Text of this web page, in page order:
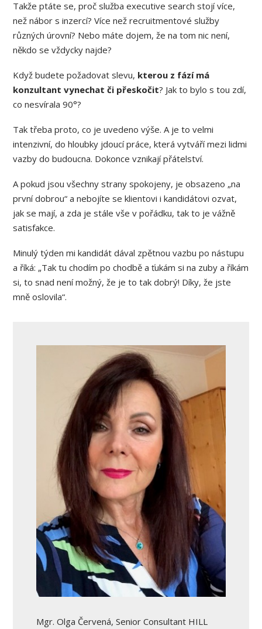
Takže ptáte se, proč služba executive search stojí více,
než nábor s inzercí? Více než recruitmentové služby
různých úrovní? Nebo máte dojem, že na tom nic není,
někdo se vždycky najde?
Když budete požadovat slevu, kterou z fází má
konzultant vynechat či přeskočit? Jak to bylo s tou zdí,
co nesvírala 90°?
Tak třeba proto, co je uvedeno výše. A je to velmi
intenzivní, do hloubky jdoucí práce, která vytváří mezi lidmi
vazby do budoucna. Dokonce vznikají přátelství.
A pokud jsou všechny strany spokojeny, je obsazeno „na
první dobrou“ a nebojíte se klientovi i kandidátovi ozvat,
jak se mají, a zda je stále vše v pořádku, tak to je vážně
satisfakce.
Minulý týden mi kandidát dával zpětnou vazbu po nástupu
a říká: „Tak tu chodím po chodbě a ťukám si na zuby a říkám
si, to snad není možný, že je to tak dobrý! Díky, že jste
mně oslovila“.
Mgr. Olga Červená, Senior Consultant HILL